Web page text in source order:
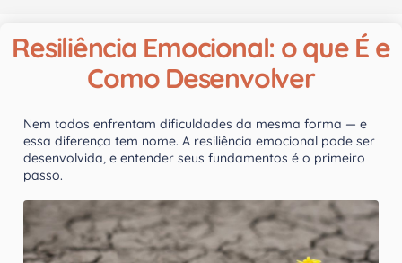
Resiliência Emocional: o que É e
Como Desenvolver
Nem todos enfrentam dificuldades da mesma forma — e
essa diferença tem nome. A resiliência emocional pode ser
desenvolvida, e entender seus fundamentos é o primeiro
passo.